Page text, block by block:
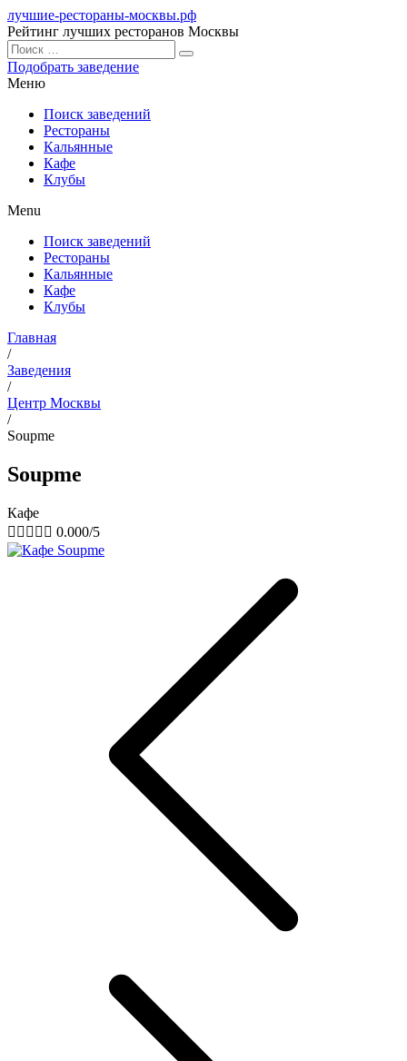
лучшие-рестораны-москвы.рф
Рейтинг лучших ресторанов Москвы
Подобрать заведение
Меню
Поиск заведений
Рестораны
Кальянные
Кафе
Клубы
Menu
Поиск заведений
Рестораны
Кальянные
Кафе
Клубы
Главная
/
Заведения
/
Центр Москвы
/
Soupme
Soupme
Кафе
     0.000/5